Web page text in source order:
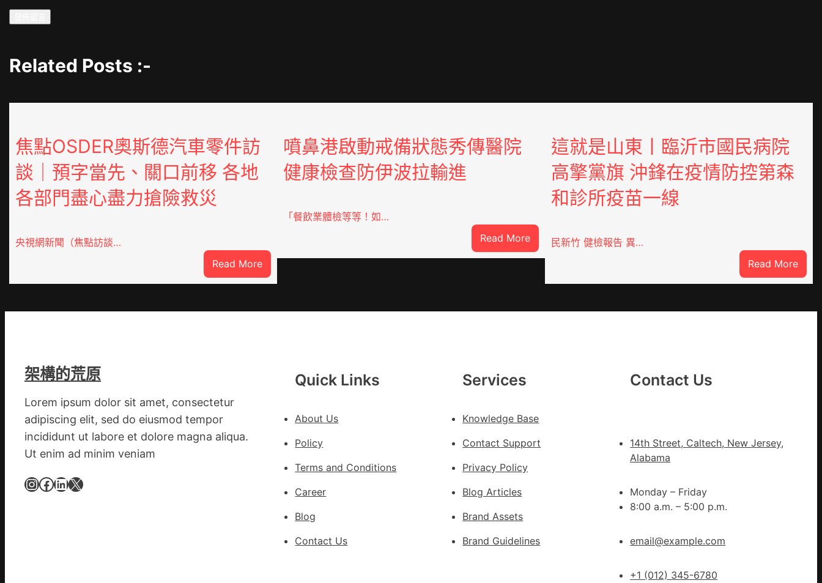
Related Posts :-
焦點OSDER奧斯德汽車零件訪
談｜預字當先、關口前移 各地
各部門盡心盡力搶險救災
央視網新聞（焦點訪談…
Read More:
焦
OSDER
噴鼻港啟動戒備狀態秀傳醫院
健康檢查防伊波拉輸進
「餐飲業體檢等等！如…
Read More:
噴
動
醫
健
波
這就是山東丨臨沂市國民病院
高擎黨旗 沖鋒在疫情防控第森
和診所疫苗一線
民新竹 健檢報告 異…
Read More:
這
是
架構的荒原
Lorem ipsum dolor sit amet, consectetur
adipiscing elit, sed do eiusmod tempor
incididunt ut labore et dolore magna aliqua.
Ut enim ad minim veniam
InstagramFacebook LinkedIn X
Quick Links
About Us
Policy
Terms and Conditions
Career
Blog
Contact Us
Services
Knowledge Base
Contact Support
Privacy Policy
Blog Articles
Brand Assets
Brand Guidelines
Contact Us
14th Street, Caltech, New Jersey,
Alabama
Monday – Friday
8:00 a.m. – 5:00 p.m.
email@example.com
+1 (012) 345-6780